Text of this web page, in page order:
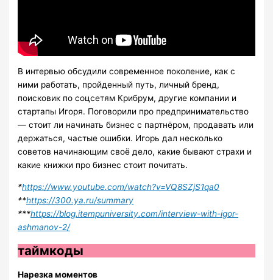
В интервью обсудили современное поколение, как с
ними работать, пройденный путь, личный бренд,
поисковик по соцсетям Крибрум, другие компании и
стартапы Игоря. Поговорили про предпринимательство
— стоит ли начинать бизнес с партнёром, продавать или
держаться, частые ошибки. Игорь дал несколько
советов начинающим своё дело, какие бывают страхи и
какие книжки про бизнес стоит почитать.
*https://www.youtube.com/watch?v=VQ8SZjS1qa0
**https://300.ya.ru/summary
***https://blog.itempuniversity.com/interview-with-igor-
ashmanov-2/
таймкоды
Нарезка моментов